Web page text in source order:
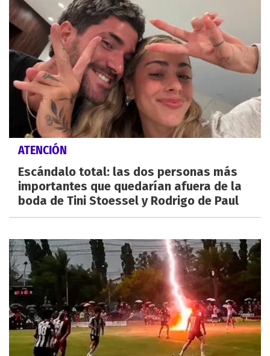
ATENCIÓN
Escándalo total: las dos personas más
importantes que quedarían afuera de la
boda de Tini Stoessel y Rodrigo de Paul